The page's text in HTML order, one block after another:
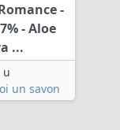
-
- Aloe
...
u
un savon